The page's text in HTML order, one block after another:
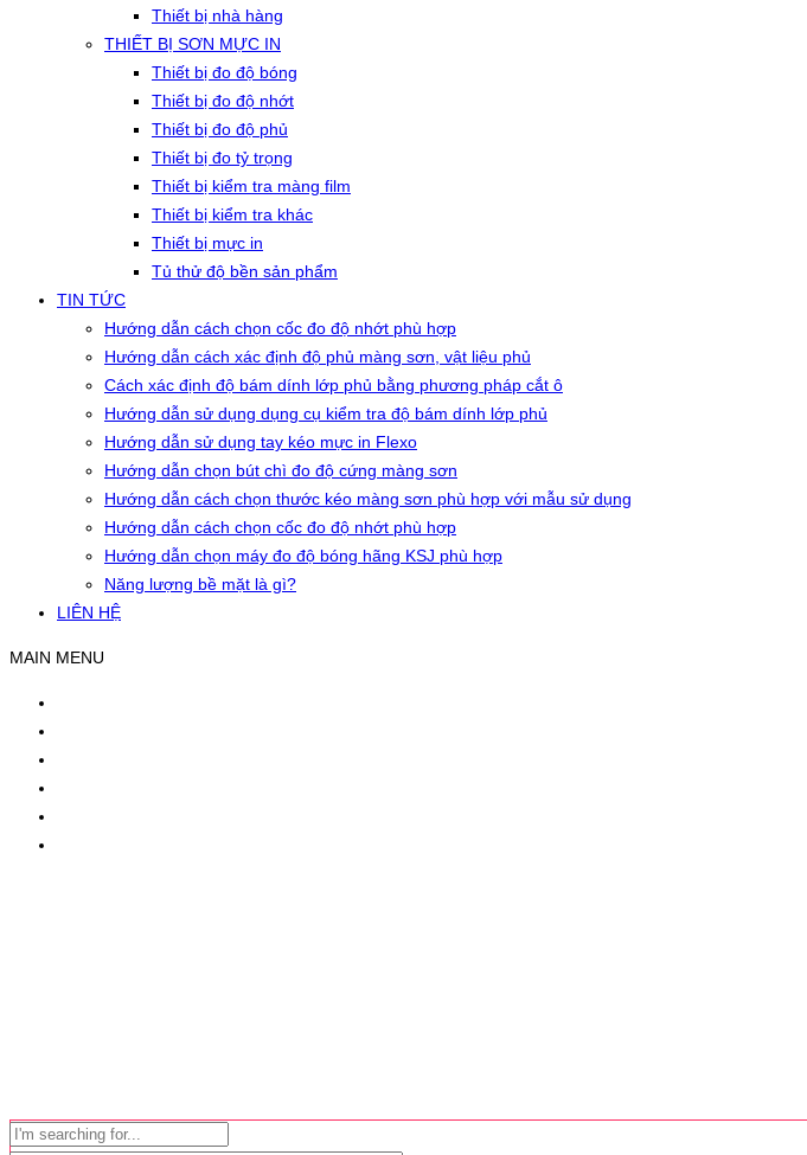
Thiết bị nhà hàng
THIẾT BỊ SƠN MỰC IN
Thiết bị đo độ bóng
Thiết bị đo độ nhớt
Thiết bị đo độ phủ
Thiết bị đo tỷ trọng
Thiết bị kiểm tra màng film
Thiết bị kiểm tra khác
Thiết bị mực in
Tủ thử độ bền sản phẩm
TIN TỨC
Hướng dẫn cách chọn cốc đo độ nhớt phù hợp
Hướng dẫn cách xác định độ phủ màng sơn, vật liệu phủ
Cách xác định độ bám dính lớp phủ bằng phương pháp cắt ô
Hướng dẫn sử dụng dụng cụ kiểm tra độ bám dính lớp phủ
Hướng dẫn sử dụng tay kéo mực in Flexo
Hướng dẫn chọn bút chì đo độ cứng màng sơn
Hướng dẫn cách chọn thước kéo màng sơn phù hợp với mẫu sử dụng
Hướng dẫn cách chọn cốc đo độ nhớt phù hợp
Hướng dẫn chọn máy đo độ bóng hãng KSJ phù hợp
Năng lượng bề mặt là gì?
LIÊN HỆ
MAIN MENU